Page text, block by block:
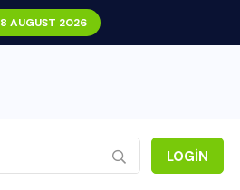
8 AUGUST 2026
LOGIN